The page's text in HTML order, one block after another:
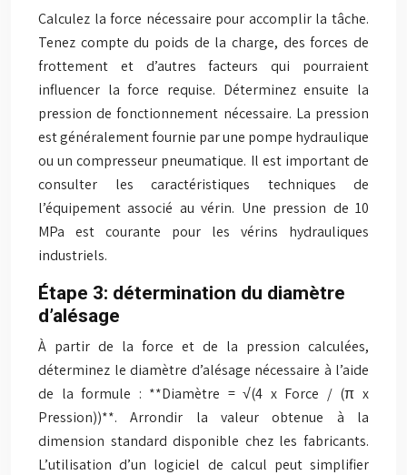
Calculez la force nécessaire pour accomplir la tâche.
Tenez compte du poids de la charge, des forces de
frottement et d’autres facteurs qui pourraient
influencer la force requise. Déterminez ensuite la
pression de fonctionnement nécessaire. La pression
est généralement fournie par une pompe hydraulique
ou un compresseur pneumatique. Il est important de
consulter les caractéristiques techniques de
l’équipement associé au vérin. Une pression de 10
MPa est courante pour les vérins hydrauliques
industriels.
Étape 3: détermination du diamètre
d’alésage
À partir de la force et de la pression calculées,
déterminez le diamètre d’alésage nécessaire à l’aide
de la formule : **Diamètre = √(4 x Force / (π x
Pression))**. Arrondir la valeur obtenue à la
dimension standard disponible chez les fabricants.
L’utilisation d’un logiciel de calcul peut simplifier